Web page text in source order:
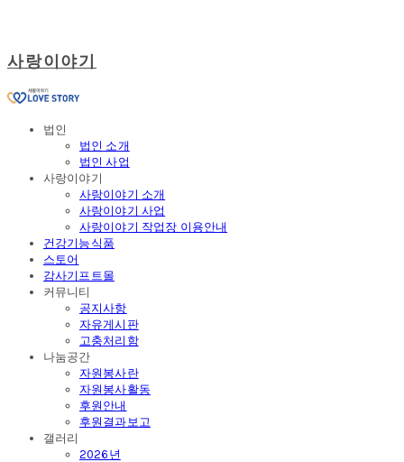
사랑이야기
법인
법인 소개
법인 사업
사랑이야기
사랑이야기 소개
사랑이야기 사업
사랑이야기 작업장 이용안내
건강기능식품
스토어
감사기프트몰
커뮤니티
공지사항
자유게시판
고충처리함
나눔공간
자원봉사란
자원봉사활동
후원안내
후원결과보고
갤러리
2026년